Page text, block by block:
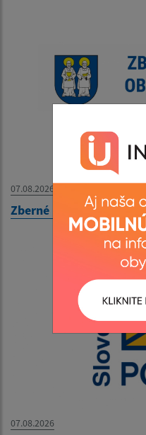
07.08.2026
Zberné miesto - OZNAM
07.08.2026